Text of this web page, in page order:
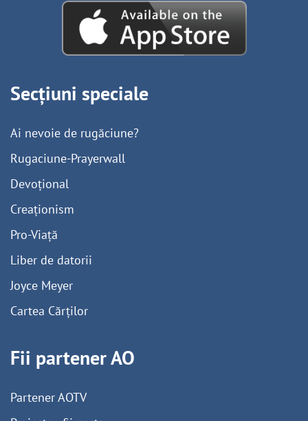
Secțiuni speciale
Ai nevoie de rugăciune?
Rugaciune-Prayerwall
Devoțional
Creaționism
Pro-Viață
Liber de datorii
Joyce Meyer
Cartea Cărților
Fii partener AO
Partener AOTV